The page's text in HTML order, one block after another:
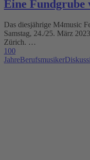
Eine Fundgrube
Das diesjährige M4music
Samstag, 24./25. März
Zürich. …
100
JahreBerufsmusiker